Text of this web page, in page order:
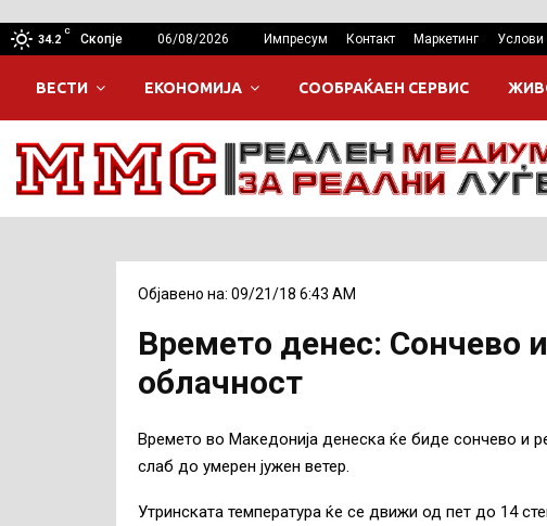
34.2
C
Скопје 06/08/2026 Импресум Контакт Маркетинг
ВЕСТИ ЕКОНОМИЈА СООБРАЌАЕН СЕРВИС
Објавено на: 09/21/18 6:43 AM
Времето денес: Сончево
облачност
Времето во Македонија денеска ќе биде сончево и
слаб до умерен јужен ветер.
Утринската температура ќе се движи од пет до 14